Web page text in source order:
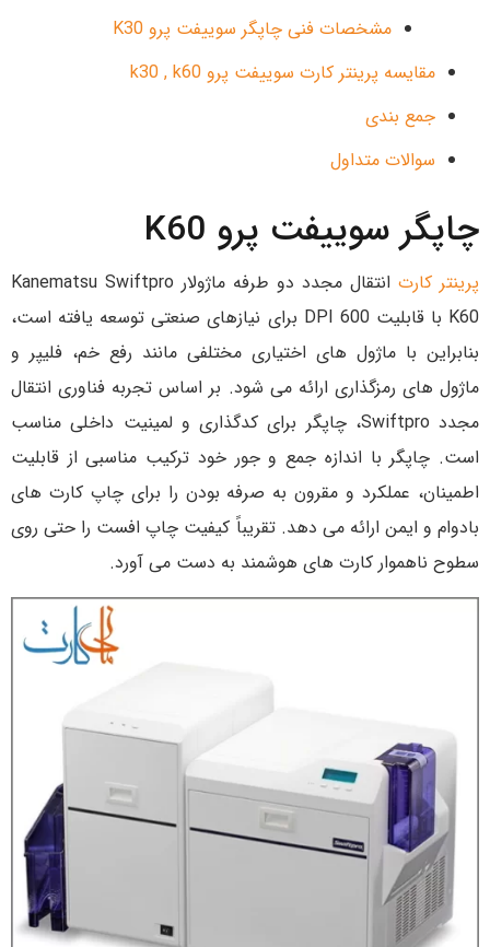
مشخصات فنی چاپگر سوییفت پرو K30
مقایسه پرینتر کارت سوییفت پرو k30 , k60
جمع بندی
سوالات متداول
چاپگر سوییفت پرو K60
پرینتر کارت
انتقال مجدد دو طرفه ماژولار Kanematsu Swiftpro
K60 با قابلیت 600 DPI برای نیازهای صنعتی توسعه یافته است،
بنابراین با ماژول های اختیاری مختلفی مانند رفع خم، فلیپر و
ماژول های رمزگذاری ارائه می شود. بر اساس تجربه فناوری انتقال
مجدد Swiftpro، چاپگر برای کدگذاری و لمینیت داخلی مناسب
است. چاپگر با اندازه جمع و جور خود ترکیب مناسبی از قابلیت
اطمینان، عملکرد و مقرون به صرفه بودن را برای چاپ کارت های
بادوام و ایمن ارائه می دهد. تقریباً کیفیت چاپ افست را حتی روی
سطوح ناهموار کارت های هوشمند به دست می آورد.